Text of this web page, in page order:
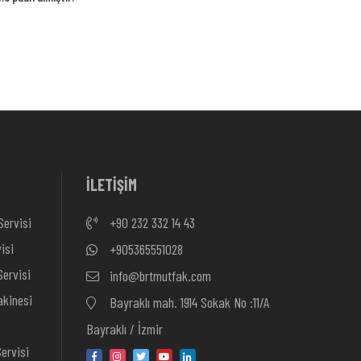
İLETİŞİM
+90 232 332 14 43
+905365551028
info@brtmutfak.com
Bayraklı mah. 1914 Sokak No :11/A
Bayraklı / İzmir